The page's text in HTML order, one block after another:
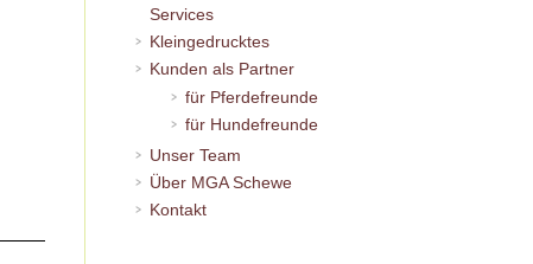
Services
Kleingedrucktes
Kunden als Partner
für Pferdefreunde
für Hundefreunde
Unser Team
Über MGA Schewe
Kontakt